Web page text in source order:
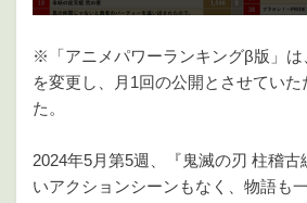
※「アニメパワーランキングβ版」は
を変更し、月1回の公開とさせてい
た。
2024年5月第5週、『鬼滅の刃 柱稽古
いアクションシーンもなく、物語も